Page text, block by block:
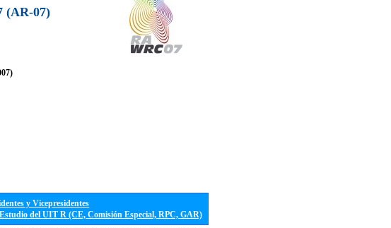
(AR-07)
y Vicepresidentes
del UIT R (CE, Comisión Especial, RPC, GAR)